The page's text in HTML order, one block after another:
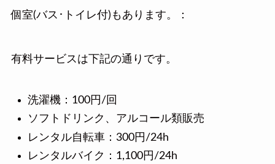
個室(バス･トイレ付)もあります。：
有料サービスは下記の通りです。
洗濯機：100円/回
ソフトドリンク、アルコール類販売
レンタル自転車：300円/24h
レンタルバイク：1,100円/24h